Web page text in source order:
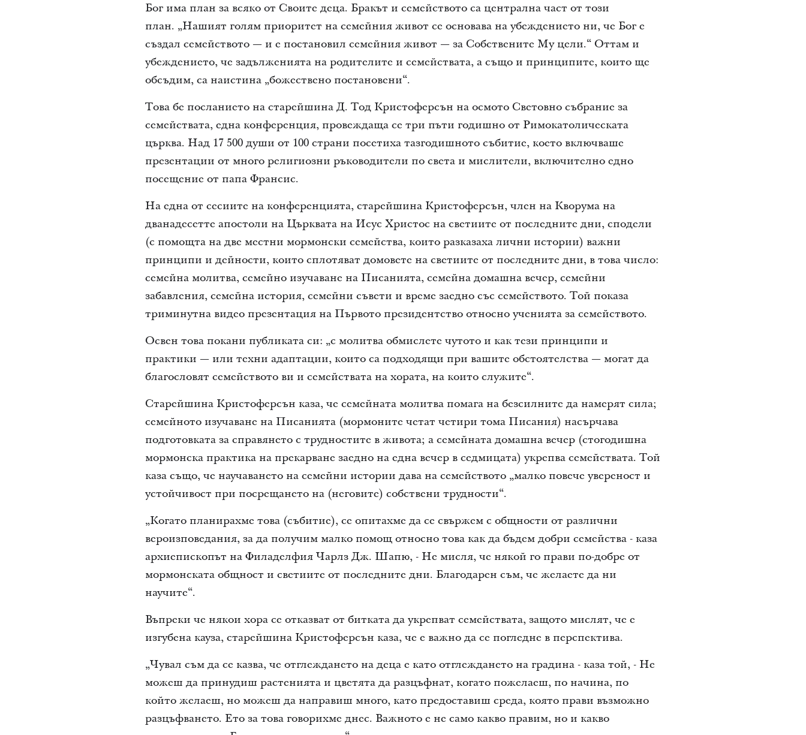
Бог има план за всяко от Своите деца. Бракът и семейството са централна част от този
план. „Нашият голям приоритет на семейния живот се основава на убеждението ни, че Бог е
създал семейството — и е постановил семейния живот — за Собствените Му цели.“ Оттам и
убеждението, че задълженията на родителите и семействата, а също и принципите, които ще
обсъдим, са наистина „божествено постановени“.
Това бе посланието на старейшина Д. Тод Кристоферсън на осмото Световно събрание за
семействата, една конференция, провеждаща се три пъти годишно от Римокатолическата
църква. Над 17 500 души от 100 страни посетиха тазгодишното събитие, което включваше
презентации от много религиозни ръководители по света и мислители, включително едно
посещение от папа Франсис.
На една от сесиите на конференцията, старейшина Кристоферсън, член на Кворума на
дванадесетте апостоли на Църквата на Исус Христос на светиите от последните дни, сподели
(с помощта на две местни мормонски семейства, които разказаха лични истории) важни
принципи и дейности, които сплотяват домовете на светиите от последните дни, в това число:
семейна молитва, семейно изучаване на Писанията, семейна домашна вечер, семейни
забавления, семейна история, семейни съвети и време заедно със семейството. Той показа
триминутна видео презентация на Първото президентство относно ученията за семейството.
Освен това покани публиката си: „с молитва обмислете чутото и как тези принципи и
практики — или техни адаптации, които са подходящи при вашите обстоятелства — могат да
благословят семейството ви и семействата на хората, на които служите“.
Старейшина Кристоферсън каза, че семейната молитва помага на безсилните да намерят сила;
семейното изучаване на Писанията (мормоните четат четири тома Писания) насърчава
подготовката за справянето с трудностите в живота; а семейната домашна вечер (стогодишна
мормонска практика на прекарване заедно на една вечер в седмицата) укрепва семействата. Той
каза също, че научаването на семейни истории дава на семейството „малко повече увереност и
устойчивост при посрещането на (неговите) собствени трудности“.
„Когато планирахме това (събитие), се опитахме да се свържем с общности от различни
вероизповедания, за да получим малко помощ относно това как да бъдем добри семейства - каза
архиепископът на Филаделфия Чарлз Дж. Шапю, - Не мисля, че някой го прави по-добре от
мормонската общност и светиите от последните дни. Благодарен съм, че желаете да ни
научите“.
Въпреки че някои хора се отказват от битката да укрепват семействата, защото мислят, че е
изгубена кауза, старейшина Кристоферсън каза, че е важно да се погледне в перспектива.
„Чувал съм да се казва, че отглеждането на деца е като отглеждането на градина - каза той, - Не
можеш да принудиш растенията и цветята да разцъфнат, когато пожелаеш, по начина, по
който желаеш, но можеш да направиш много, като предоставиш среда, която прави възможно
разцъфването. Ето за това говорихме днес. Важното е не само какво правим, но и какво